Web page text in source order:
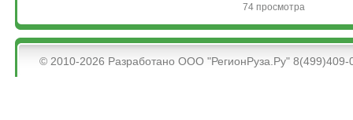
74 просмотра
&bsps;
© 2010-2026 Разработано ООО "РегионРуза.Ру" 8(499)409-